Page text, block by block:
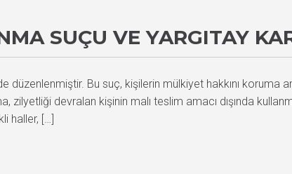
SUÇU VE YARGITAY
düzenlenmiştir. Bu suç, kişilerin mülkiyet hakkını koruma
zilyetliği devralan kişinin malı teslim amacı dışında
haller, […]